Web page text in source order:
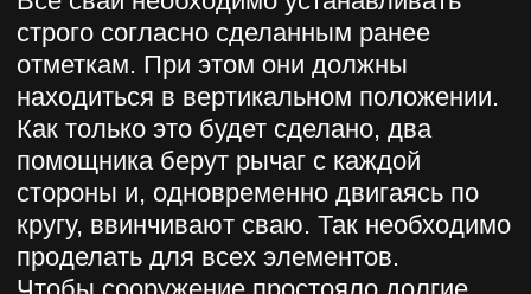
ЗАКАЗАТЬ
ОБРАТНЫЙ
ЗВОНОК
Имя